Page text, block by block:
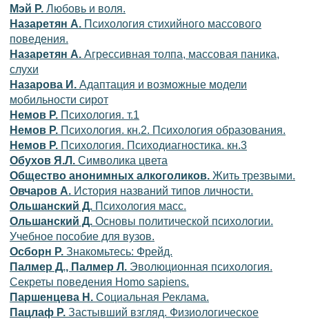
Мэй Р. Любовь и воля.
Назаретян А. Психология стихийного массового
поведения.
Назаретян А. Агрессивная толпа, массовая паника,
слухи
Назарова И. Адаптация и возможные модели
мобильности сирот
Немов Р. Психология. т.1
Немов Р. Психология. кн.2. Психология образования.
Немов Р. Психология. Психодиагностика. кн.3
Обухов Я.Л. Символика цвета
Общество анонимных алкоголиков. Жить трезвыми.
Овчаров А. История названий типов личности.
Ольшанский Д. Психология масс.
Ольшанский Д. Основы политической психологии.
Учебное пособие для вузов.
Осборн Р. Знакомьтесь: Фрейд.
Палмер Д., Палмер Л. Эволюционная психология.
Секреты поведения Homo sapiens.
Паршенцева Н. Социальная Реклама.
Пацлаф Р. Застывший взгляд. Физиологическое